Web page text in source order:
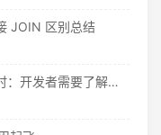
JOIN 区别总结
.NET 8 与 .NET 9 支持终止倒计时：开发者需要了解什么